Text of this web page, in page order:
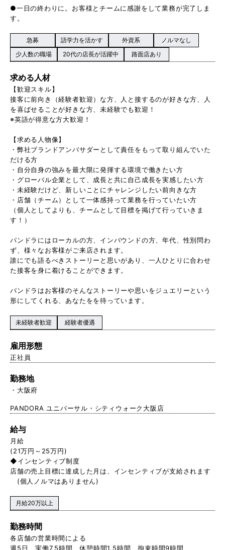
●一日の終わりに。お客様とチームに感謝をして業務が完了しま
す。
急募 語学力を活かす 外資系
ノルマなし
少人数の職場
20代の店長が活躍中 路面店あり
求める人材
【歓迎スキル】
接客に前向き（経験者歓迎）な方、人と接するのが好きな方、人
を喜ばせることが好きな方、未経験でも歓迎！
※英語が得意な方大歓迎！
【求める人物像】
・弊社ブランドアンバサダーとして責任をもって取り組んでいた
だける方
・自分自身の強みを最大限に発揮する環境で働きたい方
・グローバル企業として、成長と共に自己成長を実感したい方
・未経験だけど、新しいことにチャレンジしたい前向きな方
・店舗（チーム）として一体感持って業務を行っていたい方
（個人としてよりも、チームとして目標を掲げて行っていきま
す！）
パンドラにはローカルの方、インバウンドの方、年代、性別問わ
ず、様々なお客様がご来店されます。
誰にでも語るべきストーリーと思いがあり、一人ひとりに合わせ
た接客を身に着けることができます。
パンドラはお客様のそんなストーリーや思いをジュエリーという
形にしてくれる、あなたをを待っています。
未経験者歓迎 経験者優遇
雇用形態
正社員
勤務地
大阪府
PANDORA ユニバーサル・シティウォーク大阪店
給与
月給
(21万円～25万円)
◆インセンティブ制度
店舗の売上目標に達成した月は、インセンティブが支給されます
(個人ノルマはありません)
月給20万以上
勤務時間
各店舗の営業時間による
週5日 実働7.5時間 休憩時間1.5時間 拘束時間9時間